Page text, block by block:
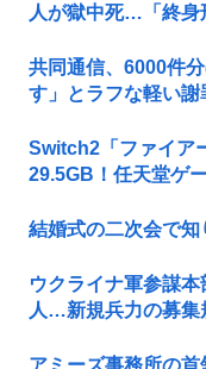
人が獄中死…「終身
共同通信、6000件
す」とラフな軽い
Switch2「ファイア
29.5GB！任天堂ゲ
結婚式の二次会で
ウクライナ軍参謀
人…新規兵力の募集
アミーズ事務所の